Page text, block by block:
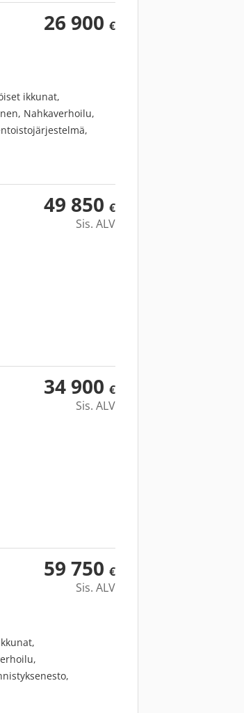
26 900 €
ikkunat,
Nahkaverhoilu,
Sähkösäätöiset
takaluukku, LED-
Kaistavahti, Head-
49 850 €
Sis. ALV
34 900 €
Sis. ALV
59 750 €
Sis. ALV
istuimet: Muistilla,